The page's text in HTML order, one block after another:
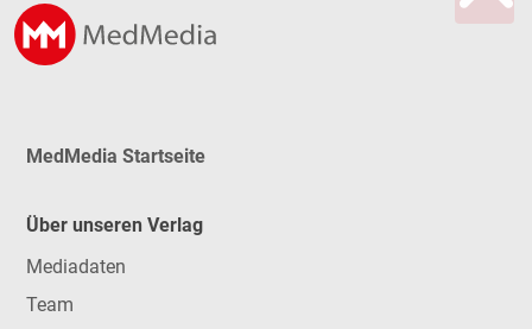
MedMedia Startseite
Über unseren Verlag
Mediadaten
Team